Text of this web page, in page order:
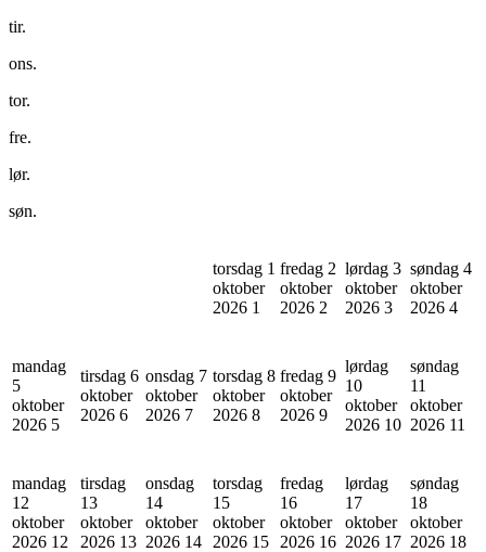
tir.
ons.
tor.
fre.
lør.
søn.
torsdag 1
oktober
2026 1
fredag 2
oktober
2026 2
lørdag 3
oktober
2026 3
søndag 4
oktober
2026 4
mandag
5
oktober
2026 5
tirsdag 6
oktober
2026 6
onsdag 7
oktober
2026 7
torsdag 8
oktober
2026 8
fredag 9
oktober
2026 9
lørdag
10
oktober
2026 10
søndag
11
oktober
2026 11
mandag
12
oktober
2026 12
tirsdag
13
oktober
2026 13
onsdag
14
oktober
2026 14
torsdag
15
oktober
2026 15
fredag
16
oktober
2026 16
lørdag
17
oktober
2026 17
søndag
18
oktober
2026 18